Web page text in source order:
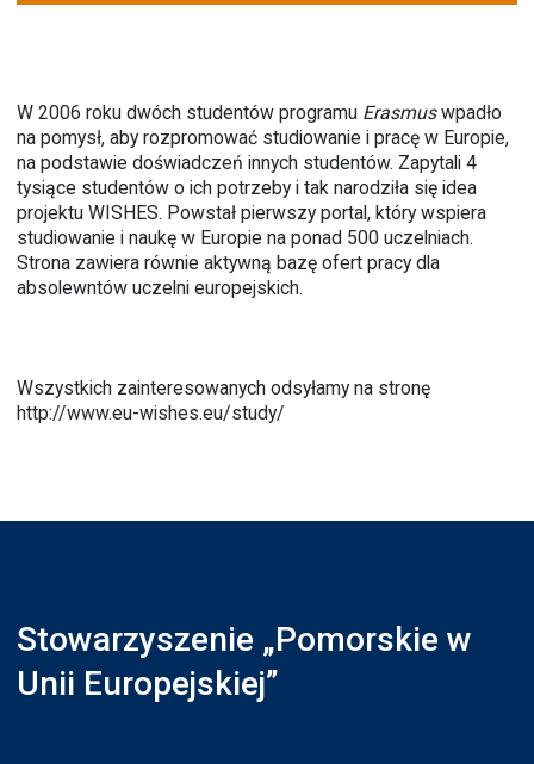
W 2006 roku dwóch studentów programu Erasmuswpadło
na pomysł, aby rozpromować studiowanie i pracę w Europie,
na podstawie doświadczeń innych studentów. Zapytali 4
tysiące studentów o ich potrzeby i tak narodziła się idea
projektu WISHES. Powstał pierwszy portal, który wspiera
studiowanie i naukę w Europie na ponad 500 uczelniach.
Strona zawiera równie aktywną bazę ofert pracy dla
absolewntów uczelni europejskich.
Wszystkich zainteresowanych odsyłamy na stronę
http://www.eu-wishes.eu/study/
Stowarzyszenie „Pomorskie w
Unii Europejskiej”